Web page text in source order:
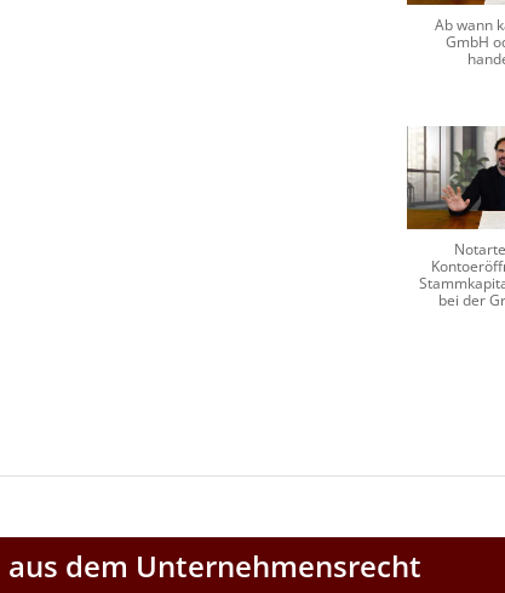
Ab wann
GmbH
bei der
dem Unternehmensrecht